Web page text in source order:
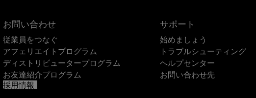
お問い合わせ
従業員をつなぐ
アフェリエイトプログラム
ディストリビュータープログラム
お友達紹介プログラム
採用情報
サポート
始めましょう
トラブルシューティング
ヘルプセンター
お問い合わせ先